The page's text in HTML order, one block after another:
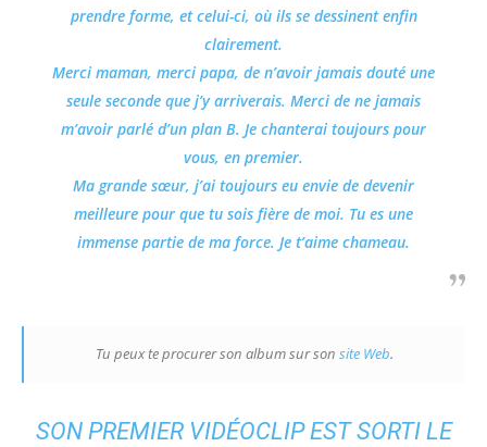
prendre forme, et celui-ci, où ils se dessinent enfin
clairement.
Merci maman, merci papa, de n’avoir jamais douté une
seule seconde que j’y arriverais. Merci de ne jamais
m’avoir parlé d’un plan B. Je chanterai toujours pour
vous, en premier.
Ma grande sœur, j’ai toujours eu envie de devenir
meilleure pour que tu sois fière de moi. Tu es une
immense partie de ma force. Je t’aime chameau.
Tu peux te procurer son album sur son site Web.
SON PREMIER VIDÉOCLIP EST SORTI LE